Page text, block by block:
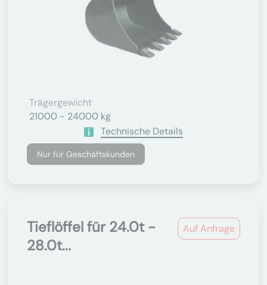
Trägergewicht
21000 - 24000 kg
Technische Details
Nur für Geschäftskunden
Auf Anfrage
Tieflöffel für 24.0t -
28.0t...